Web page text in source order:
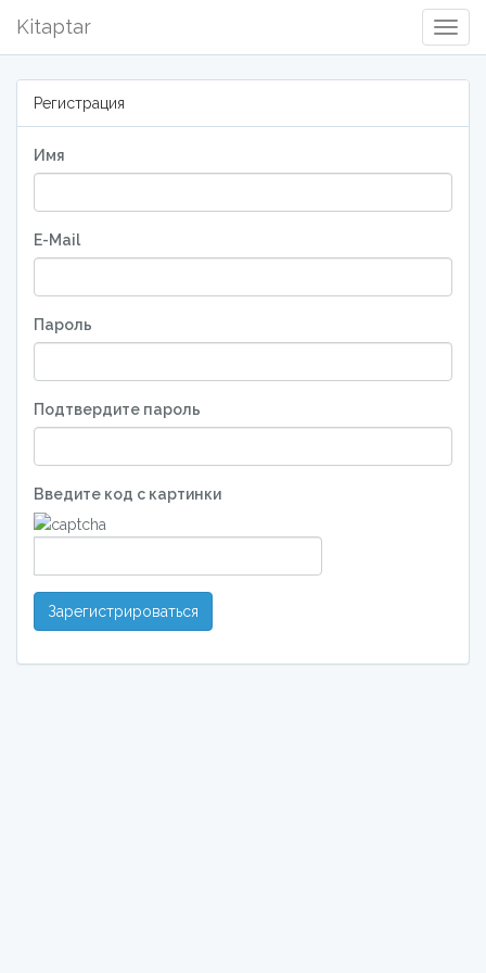
Kitaptar
Регистрация
Имя
E-Mail
Пароль
Подтвердите пароль
Введите код с картинки
Зарегистрироваться